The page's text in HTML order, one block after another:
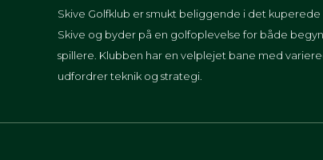
Skive Golfklub er smukt beliggende i det kuperede
Skive og byder på en golfoplevelse for både
spillere. Klubben har en velplejet bane med
udfordrer teknik og strategi.